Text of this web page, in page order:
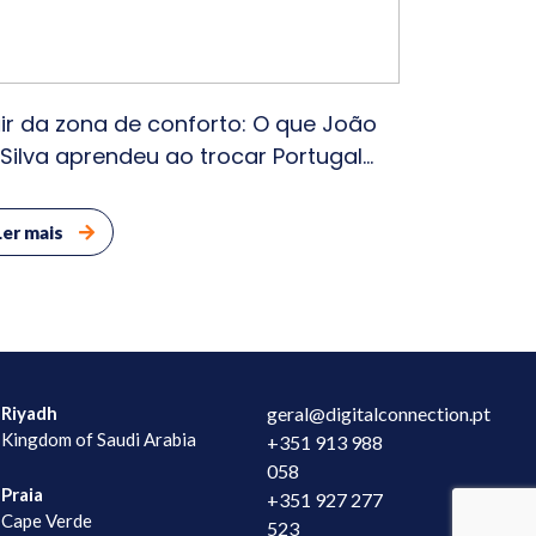
da zona de conforto: O que João
aprendeu ao trocar Portugal
mais
Riyadh
Kingdom of Saudi Arabia
Praia
Cape Verde
geral@digitalconnection.pt
+351 913 988
058
+351 927 277
523